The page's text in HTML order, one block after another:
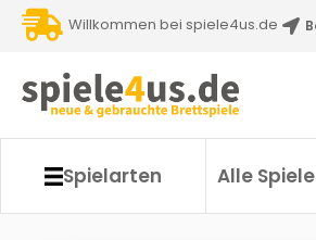
Willkommen bei spiele4us.de
Spielarten Alle Spiele